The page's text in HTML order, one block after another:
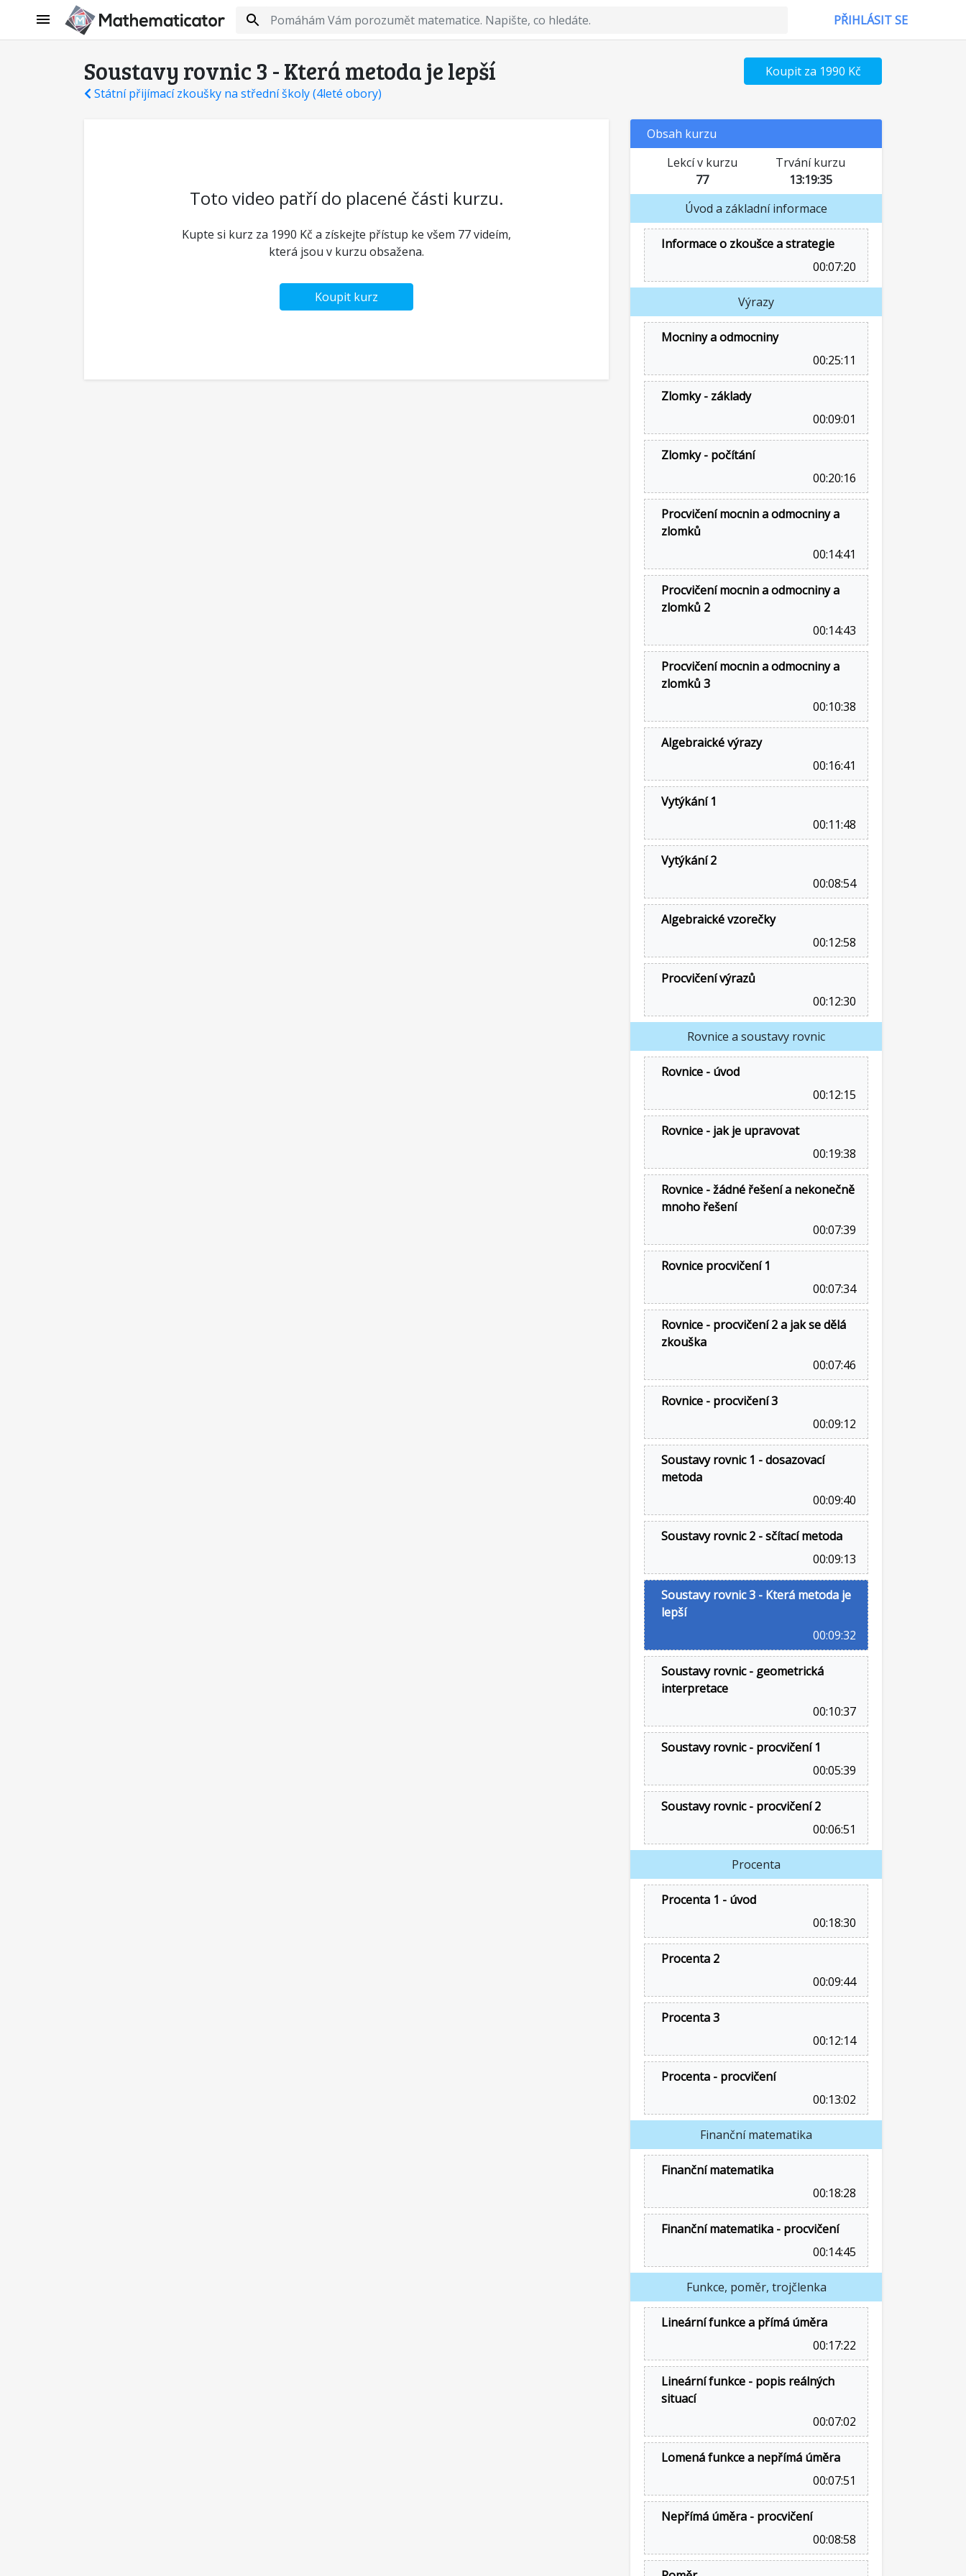
PŘIHLÁSIT SE
Soustavy rovnic 3 - Která metoda je lepší
Státní přijímací zkoušky na střední školy (4leté obory)
Koupit za 1990 Kč
Toto video patří do placené části kurzu.
Kupte si kurz za 1990 Kč a získejte přístup ke všem 77 videím,
která jsou v kurzu obsažena.
Koupit kurz
Obsah kurzu
Lekcí v kurzu
77
Trvání kurzu
13:19:35
Úvod a základní informace
Informace o zkoušce a strategie
00:07:20
Výrazy
Mocniny a odmocniny
00:25:11
Zlomky - základy
00:09:01
Zlomky - počítání
00:20:16
Procvičení mocnin a odmocniny a
zlomků
00:14:41
Procvičení mocnin a odmocniny a
zlomků 2
00:14:43
Procvičení mocnin a odmocniny a
zlomků 3
00:10:38
Algebraické výrazy
00:16:41
Vytýkání 1
00:11:48
Vytýkání 2
00:08:54
Algebraické vzorečky
00:12:58
Procvičení výrazů
00:12:30
Rovnice a soustavy rovnic
Rovnice - úvod
00:12:15
Rovnice - jak je upravovat
00:19:38
Rovnice - žádné řešení a nekonečně
mnoho řešení
00:07:39
Rovnice procvičení 1
00:07:34
Rovnice - procvičení 2 a jak se dělá
zkouška
00:07:46
Rovnice - procvičení 3
00:09:12
Soustavy rovnic 1 - dosazovací
metoda
00:09:40
Soustavy rovnic 2 - sčítací metoda
00:09:13
Soustavy rovnic 3 - Která metoda je
lepší
00:09:32
Soustavy rovnic - geometrická
interpretace
00:10:37
Soustavy rovnic - procvičení 1
00:05:39
Soustavy rovnic - procvičení 2
00:06:51
Procenta
Procenta 1 - úvod
00:18:30
Procenta 2
00:09:44
Procenta 3
00:12:14
Procenta - procvičení
00:13:02
Finanční matematika
Finanční matematika
00:18:28
Finanční matematika - procvičení
00:14:45
Funkce, poměr, trojčlenka
Lineární funkce a přímá úměra
00:17:22
Lineární funkce - popis reálných
situací
00:07:02
Lomená funkce a nepřímá úměra
00:07:51
Nepřímá úměra - procvičení
00:08:58